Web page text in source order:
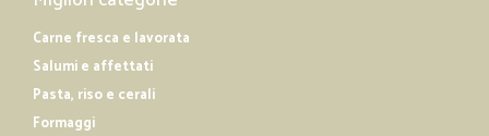
Carne fresca e lavorata
Salumi e affettati
Pasta, riso e cerali
Formaggi